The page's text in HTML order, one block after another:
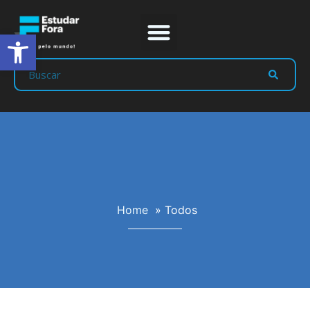
Abrir a barra de ferramentas
Home » Todos